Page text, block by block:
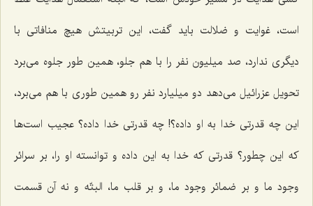
است، غوایت و ضلالت باید گفت، این تربیتش هیچ منافاتی با
دیگری ندارد، صد میلیون نفر را با هم جلو، همین طور جلوه می‌برد
تحویل عزرائیل می‌دهد دو میلیارد نفر رو همین طوری با هم می‌برد،
این چه قدرتی خدا به او داده؟! چه قدرتی خدا داده؟ عجیب است‌ها
که این چطور؟ قدرتی که خدا به این داده و توانسته او را، بر سرائر
وجود ما و بر ضمائر وجود ما، و بر قلب ما، البتّه و نه آن قسمت